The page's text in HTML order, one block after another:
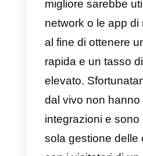
Per questo
vivamente di
comeCallbell
servire le
web